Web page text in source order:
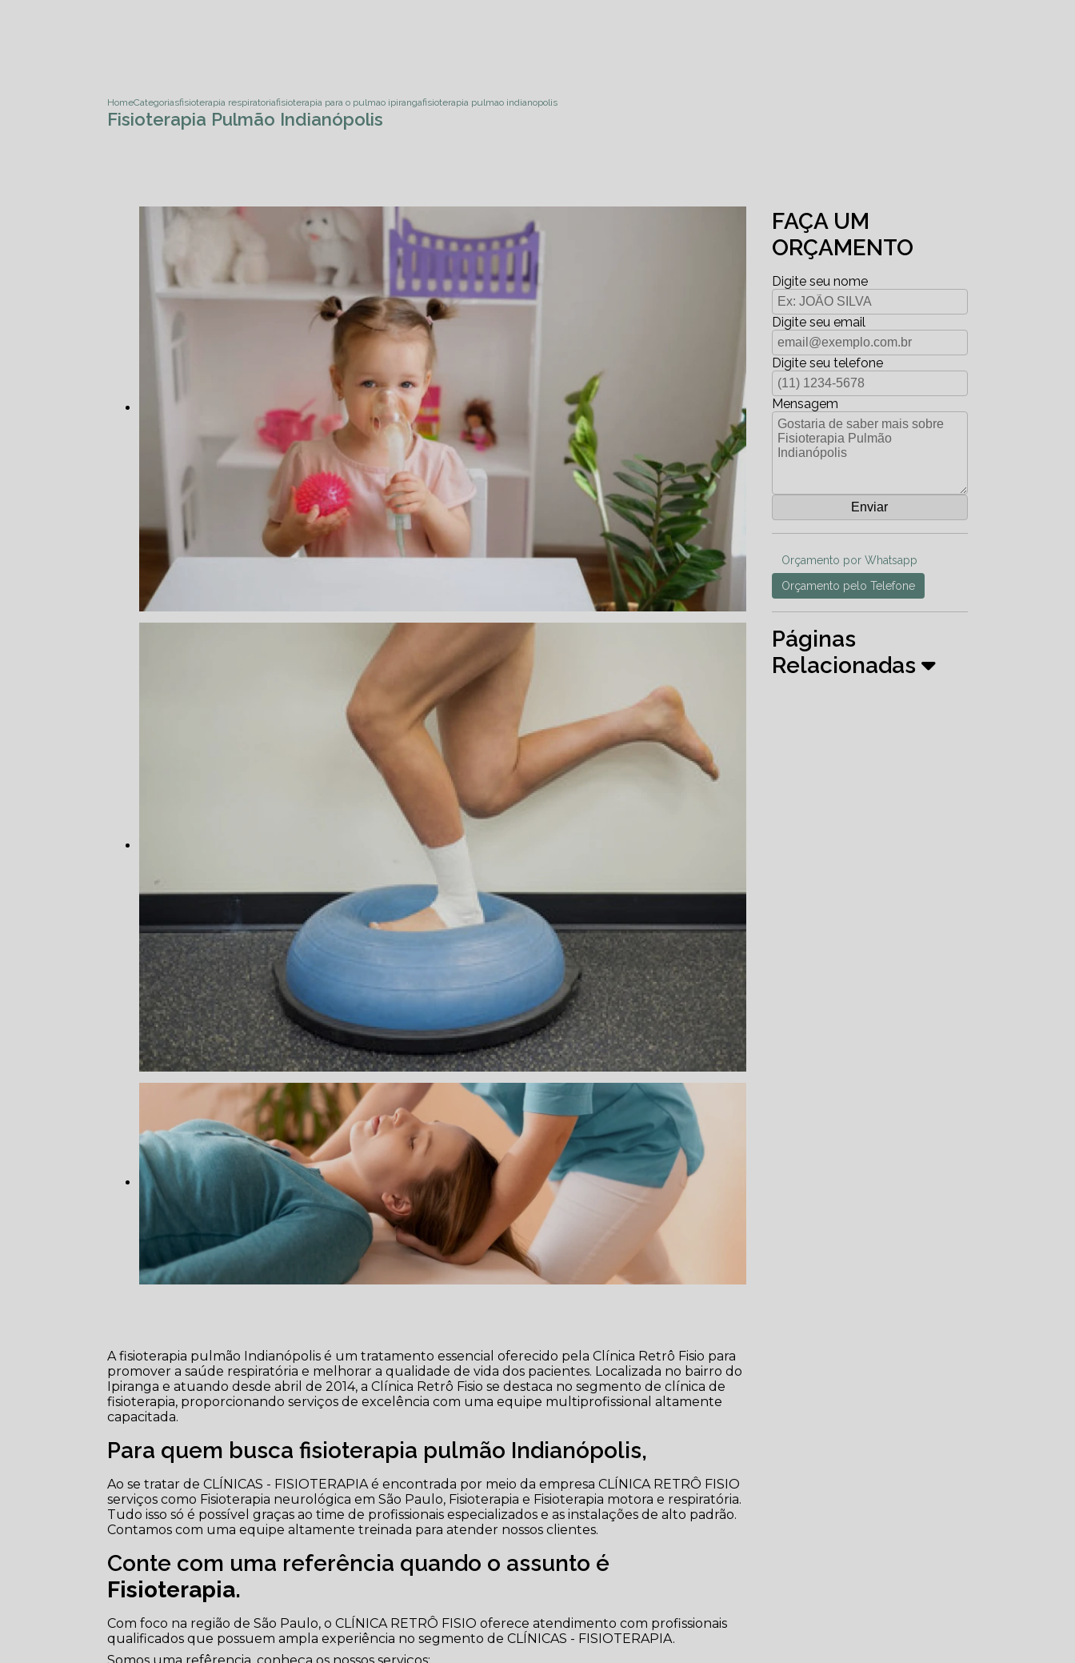
HomeCategoriasfisioterapia respiratoriafisioterapia para o pulmao ipirangafisioterapia pulmao indianopolis
Fisioterapia Pulmão Indianópolis
A fisioterapia pulmão Indianópolis é um tratamento essencial oferecido pela Clínica Retrô Fisio para
promover a saúde respiratória e melhorar a qualidade de vida dos pacientes. Localizada no bairro do
Ipiranga e atuando desde abril de 2014, a Clínica Retrô Fisio se destaca no segmento de clínica de
fisioterapia, proporcionando serviços de excelência com uma equipe multiprofissional altamente
capacitada.
Para quem busca fisioterapia pulmão Indianópolis,
Ao se tratar de CLÍNICAS - FISIOTERAPIA é encontrada por meio da empresa CLÍNICA RETRÔ FISIO
serviços como Fisioterapia neurológica em São Paulo, Fisioterapia e Fisioterapia motora e respiratória.
Tudo isso só é possível graças ao time de profissionais especializados e as instalações de alto padrão.
Contamos com uma equipe altamente treinada para atender nossos clientes.
Conte com uma referência quando o assunto é
Fisioterapia.
Com foco na região de São Paulo, o CLÍNICA RETRÔ FISIO oferece atendimento com profissionais
qualificados que possuem ampla experiência no segmento de CLÍNICAS - FISIOTERAPIA.
FAÇA UM
ORÇAMENTO
Digite seu nome
Digite seu email
Digite seu telefone
Mensagem
Orçamento por Whatsapp
Orçamento pelo Telefone
Páginas
Relacionadas